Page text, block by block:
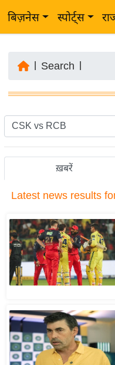
बिज़नेस स्पोर्ट्स
Search
ख़बरें
Latest news results